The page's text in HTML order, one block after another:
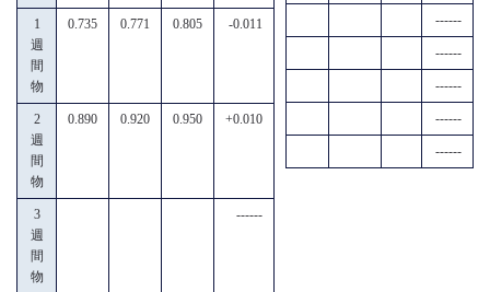
1
週
間
物
0.735 0.771 0.805 -0.011
2
週
間
物
0.890 0.920 0.950 +0.010
3
週
間
物
------
------
------
------
------
------